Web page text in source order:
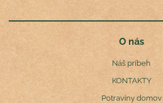
O nás
Náš príbeh
KONTAKTY
Potraviny domov